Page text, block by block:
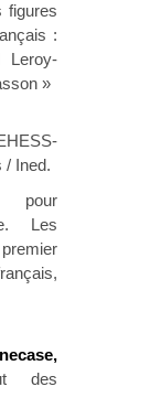
figures
:
Leroy-
»
/ Ined.
pour
Les
des